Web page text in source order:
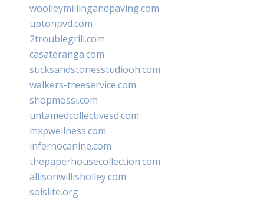
woolleymillingandpaving.com
uptonpvd.com
2troublegrill.com
casateranga.com
sticksandstonesstudiooh.com
walkers-treeservice.com
shopmossi.com
untamedcollectivesd.com
mxpwellness.com
infernocanine.com
thepaperhousecollection.com
allisonwillisholley.com
solslite.org